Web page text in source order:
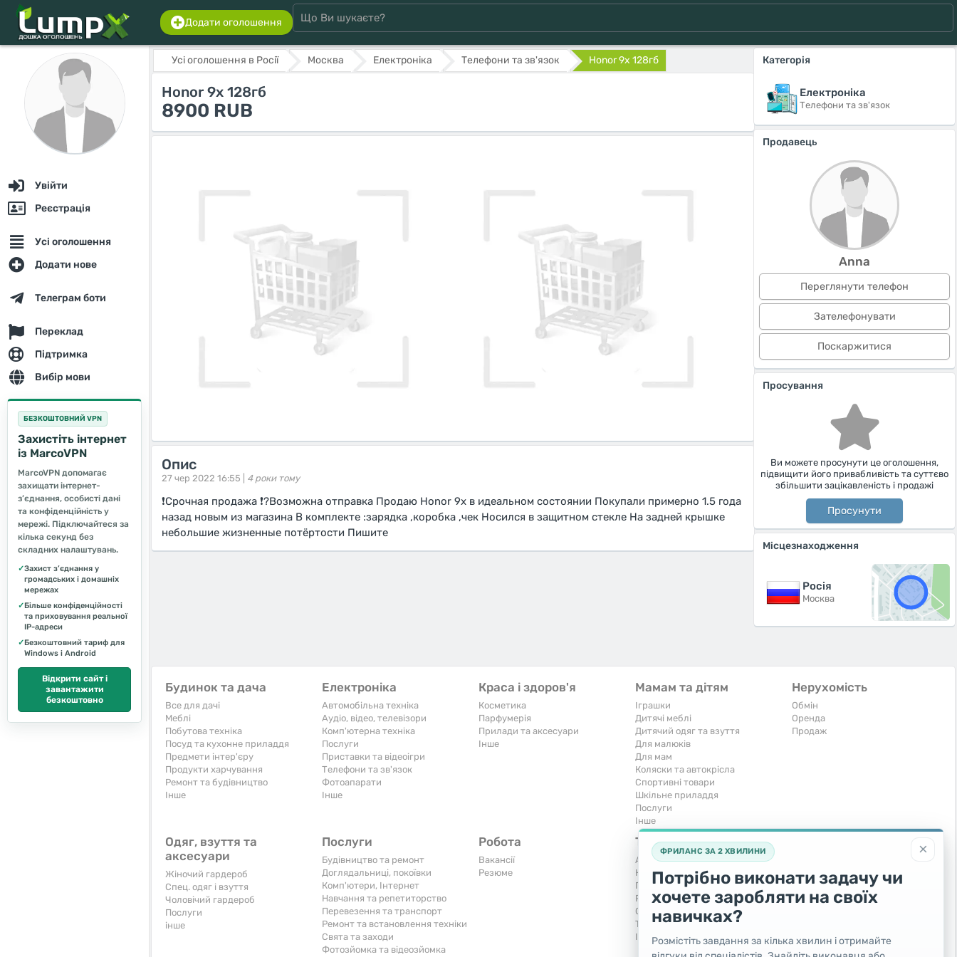
Додати оголошення
Увійти
Реєстрація
Усі оголошення
Додати нове
Телеграм боти
Переклад
Підтримка
Вибір мови
БЕЗКОШТОВНИЙ VPN
Захистіть інтернет
із MarcoVPN
MarcoVPN допомагає
захищати інтернет-
з’єднання, особисті дані
та конфіденційність у
мережі. Підключайтеся за
кілька секунд без
складних налаштувань.
✓Захист з’єднання у
громадських і домашніх
мережах
✓Більше конфіденційності
та приховування реальної
IP-адреси
✓Безкоштовний тариф для
Windows і Android
Відкрити сайт і
завантажити
безкоштовно
Усі оголошення в Росії Москва Електроніка Телефони та зв'язок Honor 9x 128гб
Honor 9x 128гб
8900 RUB
Опис
27 чер 2022 16:55 | 4 роки тому
❗️Срочная продажа ❗️?Возможна отправка Продаю Honor 9x в идеальном состоянии Покупали примерно 1.5 года
назад новым из магазина В комплекте :зарядка ,коробка ,чек Носился в защитном стекле На задней крышке
небольшие жизненные потёртости Пишите
Категорія
Електроніка
Телефони та зв'язок
Продавець
Anna
Переглянути телефон
Зателефонувати
Поскаржитися
Просування
Ви можете просунути це оголошення,
підвищити його привабливість та суттєво
збільшити зацікавленість і продажі
Просунути
Місцезнаходження
Росiя
Москва
Будинок та дача
Все для дачі
Меблі
Побутова техніка
Посуд та кухонне приладдя
Предмети інтер'єру
Продукти харчування
Ремонт та будівництво
Iнше
Електроніка
Автомобільна техніка
Аудіо, відео, телевізори
Комп'ютерна техніка
Послуги
Приставки та відеоігри
Телефони та зв'язок
Фотоапарати
Iнше
Краса і здоров'я
Косметика
Парфумерія
Прилади та аксесуари
Iнше
Мамам та дітям
Іграшки
Дитячі меблі
Дитячий одяг та взуття
Для малюків
Для мам
Коляски та автокрісла
Спортивні товари
Шкільне приладдя
Послуги
Iнше
Нерухомість
Обмін
Оренда
Продаж
Одяг, взуття та
аксесуари
Жіночий гардероб
Спец. одяг і взуття
Чоловічий гардероб
Послуги
інше
Послуги
Будівництво та ремонт
Доглядальниці, покоївки
Комп'ютери, Інтернет
Навчання та репетиторство
Перевезення та транспорт
Ремонт та встановлення техніки
Свята та заходи
Фотозйомка та відеозйомка
Робота
Вакансії
Резюме
Тварини та рослини
Акваріумістика
Кішки
Послуги
Рослини та дерева
Собаки
Товари для тварин
Інші тварини
Запчастини та аксесуари
Комерційний транспорт
Легкові автомобілі
Послуги
Яхти, човни, байдарки
×
ФРИЛАНС ЗА 2 ХВИЛИНИ
Потрібно виконати задачу чи
хочете заробляти на своїх
навичках?
Розмістіть завдання за кілька хвилин і отримайте